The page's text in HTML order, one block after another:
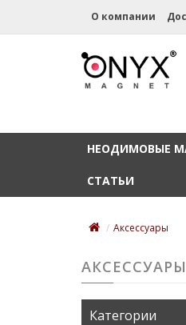
О компании
НЕОДИМОВЫЕ
СТАТЬИ
Аксессуары
АКСЕССУАРЫ
Категории